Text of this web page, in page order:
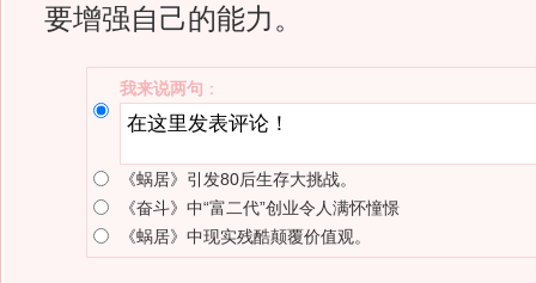
要增强自己的能力。
我来说两句 ：
《蜗居》引发80后生存大挑战。
《奋斗》中“富二代”创业令人满怀憧憬
《蜗居》中现实残酷颠覆价值观。